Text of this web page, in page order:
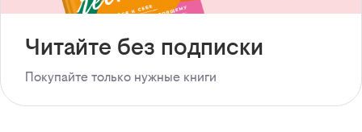
Читайте без подписки
Покупайте только нужные книги